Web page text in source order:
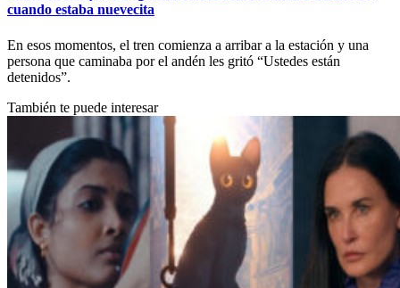
cuando estaba nuevecita
En esos momentos, el tren comienza a arribar a la estación y una
persona que caminaba por el andén les gritó “Ustedes están
detenidos”.
También te puede interesar